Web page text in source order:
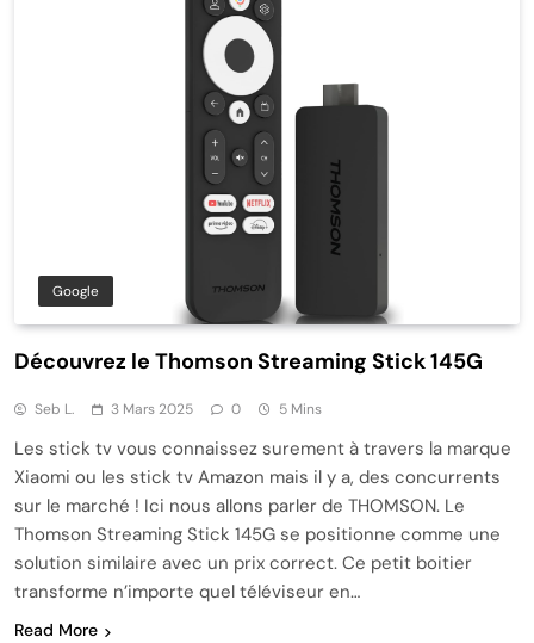
Google
Découvrez le Thomson Streaming Stick 145G
Seb L. 3 Mars 2025 0 5 Mins
Les stick tv vous connaissez surement à travers la marque
Xiaomi ou les stick tv Amazon mais il y a, des concurrents
sur le marché ! Ici nous allons parler de THOMSON. Le
Thomson Streaming Stick 145G se positionne comme une
solution similaire avec un prix correct. Ce petit boitier
transforme n’importe quel téléviseur en…
Read More